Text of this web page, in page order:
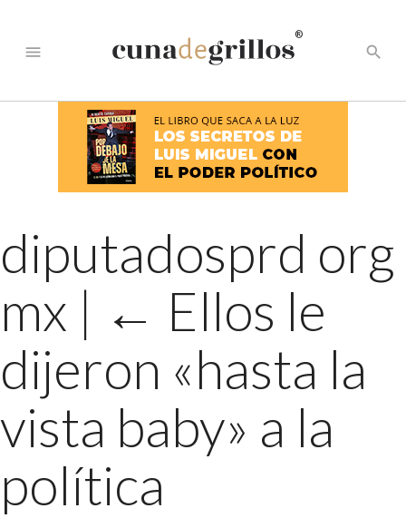
menu
®
search
diputadosprd org
mx | ← Ellos le
dijeron «hasta la
vista baby» a la
política